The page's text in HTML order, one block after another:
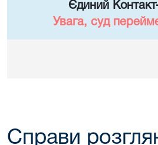
Єдиний
Увага, суд
Справи